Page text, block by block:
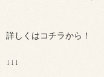
詳しくはコチラから！
↓↓↓